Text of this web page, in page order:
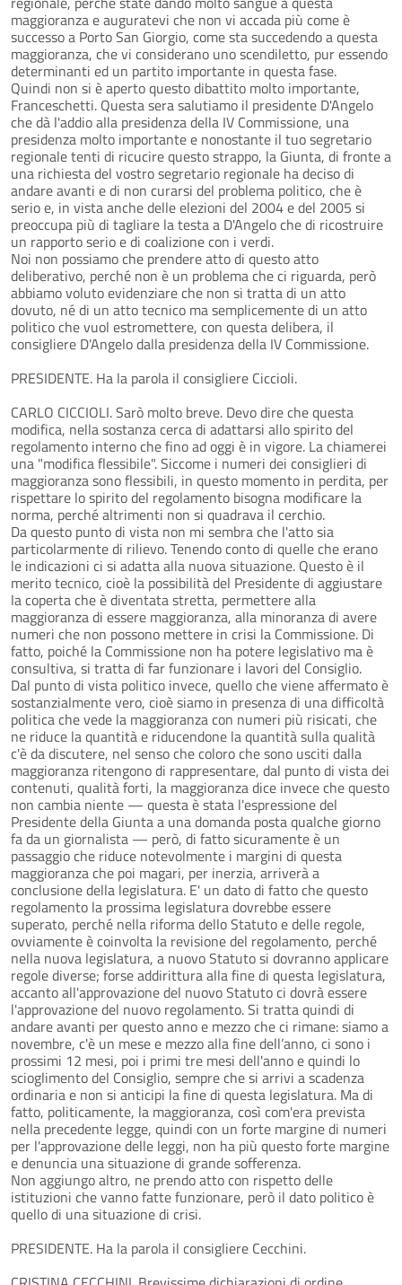
maggioranza e auguratevi che non vi accada più come è
successo a Porto San Giorgio, come sta succedendo a questa
maggioranza, che vi considerano uno scendiletto, pur essendo
determinanti ed un partito importante in questa fase.
Quindi non si è aperto questo dibattito molto importante,
Franceschetti. Questa sera salutiamo il presidente D'Angelo
che dà l'addio alla presidenza della IV Commissione, una
presidenza molto importante e nonostante il tuo segretario
regionale tenti di ricucire questo strappo, la Giunta, di fronte a
una richiesta del vostro segretario regionale ha deciso di
andare avanti e di non curarsi del problema politico, che è
serio e, in vista anche delle elezioni del 2004 e del 2005 si
preoccupa più di tagliare la testa a D'Angelo che di ricostruire
un rapporto serio e di coalizione con i verdi.
Noi non possiamo che prendere atto di questo atto
deliberativo, perché non è un problema che ci riguarda, però
abbiamo voluto evidenziare che non si tratta di un atto
dovuto, né di un atto tecnico ma semplicemente di un atto
politico che vuol estromettere, con questa delibera, il
consigliere D'Angelo dalla presidenza della IV Commissione.
PRESIDENTE. Ha la parola il consigliere Ciccioli.
CARLO CICCIOLI. Sarò molto breve. Devo dire che questa
modifica, nella sostanza cerca di adattarsi allo spirito del
regolamento interno che fino ad oggi è in vigore. La chiamerei
una "modifica flessibile". Siccome i numeri dei consiglieri di
maggioranza sono flessibili, in questo momento in perdita, per
rispettare lo spirito del regolamento bisogna modificare la
norma, perché altrimenti non si quadrava il cerchio.
Da questo punto di vista non mi sembra che l'atto sia
particolarmente di rilievo. Tenendo conto di quelle che erano
le indicazioni ci si adatta alla nuova situazione. Questo è il
merito tecnico, cioè la possibilità del Presidente di aggiustare
la coperta che è diventata stretta, permettere alla
maggioranza di essere maggioranza, alla minoranza di avere
numeri che non possono mettere in crisi la Commissione. Di
fatto, poiché la Commissione non ha potere legislativo ma è
consultiva, si tratta di far funzionare i lavori del Consiglio.
Dal punto di vista politico invece, quello che viene affermato è
sostanzialmente vero, cioè siamo in presenza di una difficoltà
politica che vede la maggioranza con numeri più risicati, che
ne riduce la quantità e riducendone la quantità sulla qualità
c'è da discutere, nel senso che coloro che sono usciti dalla
maggioranza ritengono di rappresentare, dal punto di vista dei
contenuti, qualità forti, la maggioranza dice invece che questo
non cambia niente — questa è stata l'espressione del
Presidente della Giunta a una domanda posta qualche giorno
fa da un giornalista — però, di fatto sicuramente è un
passaggio che riduce notevolmente i margini di questa
maggioranza che poi magari, per inerzia, arriverà a
conclusione della legislatura. E' un dato di fatto che questo
regolamento la prossima legislatura dovrebbe essere
superato, perché nella riforma dello Statuto e delle regole,
ovviamente è coinvolta la revisione del regolamento, perché
nella nuova legislatura, a nuovo Statuto si dovranno applicare
regole diverse; forse addirittura alla fine di questa legislatura,
accanto all'approvazione del nuovo Statuto ci dovrà essere
l'approvazione del nuovo regolamento. Si tratta quindi di
andare avanti per questo anno e mezzo che ci rimane: siamo a
novembre, c'è un mese e mezzo alla fine dell’anno, ci sono i
prossimi 12 mesi, poi i primi tre mesi dell'anno e quindi lo
scioglimento del Consiglio, sempre che si arrivi a scadenza
ordinaria e non si anticipi la fine di questa legislatura. Ma di
fatto, politicamente, la maggioranza, così com'era prevista
nella precedente legge, quindi con un forte margine di numeri
per l'approvazione delle leggi, non ha più questo forte margine
e denuncia una situazione di grande sofferenza.
Non aggiungo altro, ne prendo atto con rispetto delle
istituzioni che vanno fatte funzionare, però il dato politico è
quello di una situazione di crisi.
PRESIDENTE. Ha la parola il consigliere Cecchini.